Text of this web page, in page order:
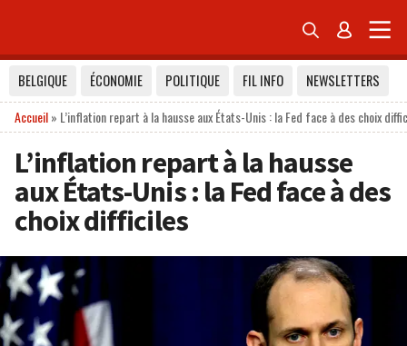
 
BELGIQUE ÉCONOMIE POLITIQUE FIL INFO
NEWSLETTERS
Accueil» L’inflation repart à la hausse aux États-Unis : la Fed face à des choix
L’inflation repart à la hausse
aux États-Unis : la Fed face à des
choix difficiles